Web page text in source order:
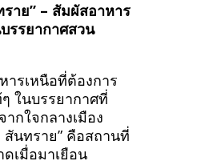
าย” – สัมผัสอาหาร
รรยากาศสวน
ารเหนือที่ต้องการ
ในบรรยากาศที่
กใจกลางเมือง
สันทราย” คือสถานที่
เมื่อมาเยือน